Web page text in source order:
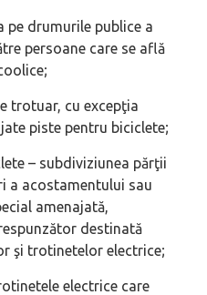
pe drumurile publice a
persoane care se află
trotuar, cu excepţia
piste pentru biciclete;
– subdiviziunea părţii
a acostamentului sau
amenajată,
destinată
şi trotinetelor electrice;
electrice care